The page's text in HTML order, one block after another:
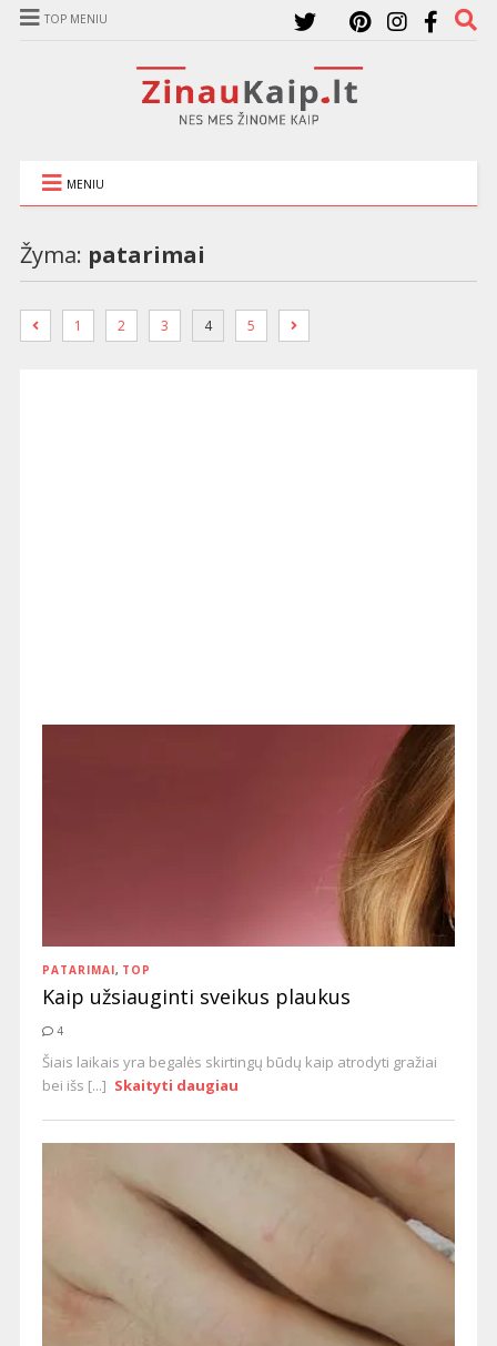
TOP MENIU
MENIU
Žyma: patarimai
1 2 3 4 5
PATARIMAI, TOP
Kaip užsiauginti sveikus plaukus
4
Šiais laikais yra begalės skirtingų būdų kaip atrodyti gražiai
bei išs [...] Skaityti daugiau